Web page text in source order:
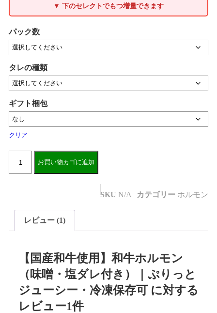
▼ 下のセレクトでもつ増量できます
パック数
タレの種類
ギフト梱包
クリア
お買い物カゴに追加
SKU N/A カテゴリー ホルモン
レビュー (1)
【国産和牛使用】和牛ホルモン
（味噌・塩ダレ付き）｜ぷりっと
ジューシー・冷凍保存可 に対する
レビュー1件